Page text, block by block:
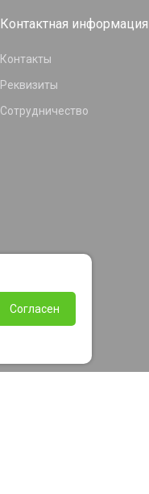
Контактная информация
Контакты
Реквизиты
Сотрудничество
Согласен